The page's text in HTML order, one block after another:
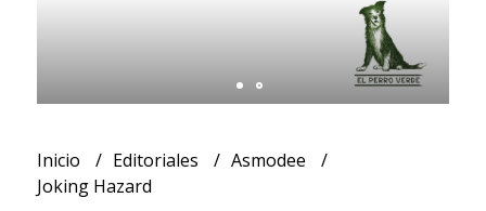
Inicio Editoriales
Asmodee
Joking Hazard